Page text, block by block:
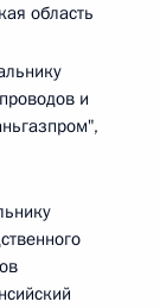
область
и